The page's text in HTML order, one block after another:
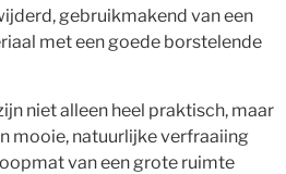
gebruikmakend van een
met een goede borstelende
niet alleen heel praktisch, maar
mooie, natuurlijke verfraaiing
van een grote ruimte